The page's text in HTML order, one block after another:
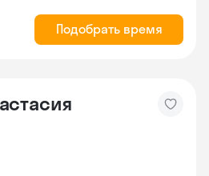
Подобрать время